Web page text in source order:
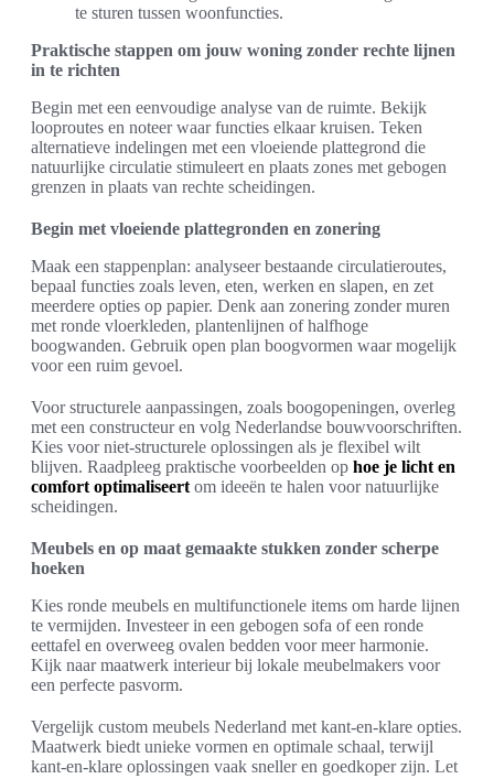
te sturen tussen woonfuncties.
Praktische stappen om jouw woning zonder rechte lijnen
in te richten
Begin met een eenvoudige analyse van de ruimte. Bekijk
looproutes en noteer waar functies elkaar kruisen. Teken
alternatieve indelingen met een vloeiende plattegrond die
natuurlijke circulatie stimuleert en plaats zones met gebogen
grenzen in plaats van rechte scheidingen.
Begin met vloeiende plattegronden en zonering
Maak een stappenplan: analyseer bestaande circulatieroutes,
bepaal functies zoals leven, eten, werken en slapen, en zet
meerdere opties op papier. Denk aan zonering zonder muren
met ronde vloerkleden, plantenlijnen of halfhoge
boogwanden. Gebruik open plan boogvormen waar mogelijk
voor een ruim gevoel.
Voor structurele aanpassingen, zoals boogopeningen, overleg
met een constructeur en volg Nederlandse bouwvoorschriften.
Kies voor niet-structurele oplossingen als je flexibel wilt
blijven. Raadpleeg praktische voorbeelden op hoe je licht en
comfort optimaliseert om ideeën te halen voor natuurlijke
scheidingen.
Meubels en op maat gemaakte stukken zonder scherpe
hoeken
Kies ronde meubels en multifunctionele items om harde lijnen
te vermijden. Investeer in een gebogen sofa of een ronde
eettafel en overweeg ovalen bedden voor meer harmonie.
Kijk naar maatwerk interieur bij lokale meubelmakers voor
een perfecte pasvorm.
Vergelijk custom meubels Nederland met kant-en-klare opties.
Maatwerk biedt unieke vormen en optimale schaal, terwijl
kant-en-klare oplossingen vaak sneller en goedkoper zijn. Let